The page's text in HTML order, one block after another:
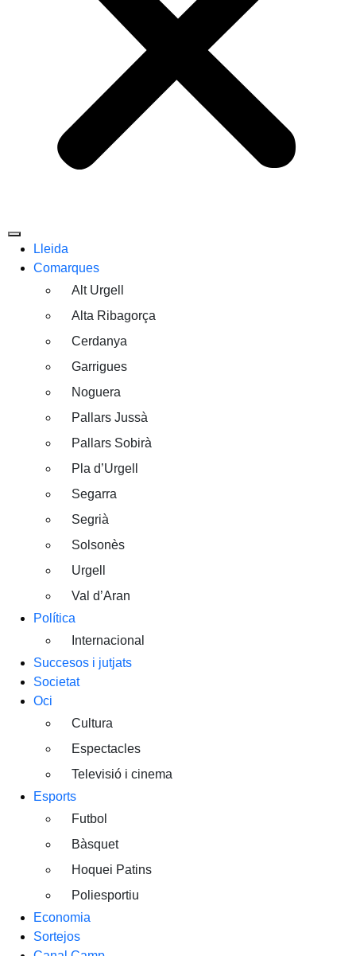
Lleida
Comarques
Alt Urgell
Alta Ribagorça
Cerdanya
Garrigues
Noguera
Pallars Jussà
Pallars Sobirà
Pla d’Urgell
Segarra
Segrià
Solsonès
Urgell
Val d’Aran
Política
Internacional
Succesos i jutjats
Societat
Oci
Cultura
Espectacles
Televisió i cinema
Esports
Futbol
Bàsquet
Hoquei Patins
Poliesportiu
Economia
Sortejos